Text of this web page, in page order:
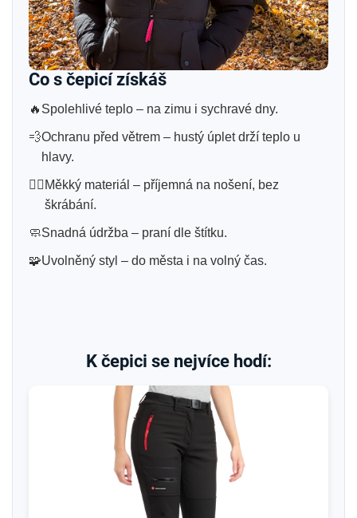
Co s čepicí získáš
🔥 Spolehlivé teplo – na zimu i sychravé dny.
💨Ochranu před větrem – hustý úplet drží teplo u
hlavy.
😮‍💨 Měkký materiál – příjemná na nošení, bez
škrábání.
🧼Snadná údržba – praní dle štítku.
🧩Uvolněný styl – do města i na volný čas.
K čepici se nejvíce hodí: